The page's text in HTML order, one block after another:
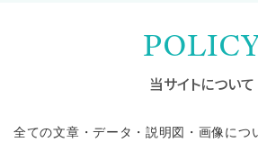
当サイトについて
全ての文章・データ・説明図・画像につ